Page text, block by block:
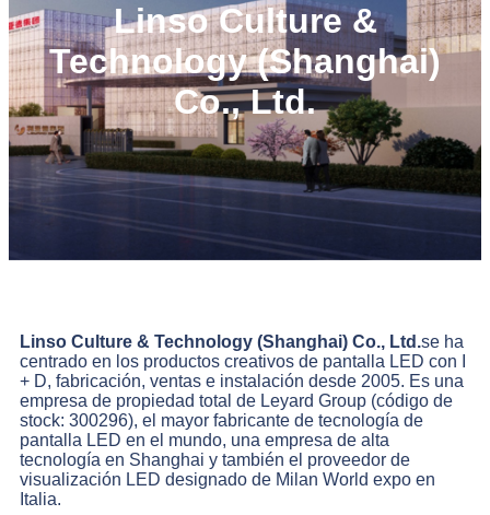
Linso Culture &
Technology (Shanghai)
Co., Ltd.
Linso Culture & Technology (Shanghai) Co., Ltd.se ha
centrado en los productos creativos de pantalla LED con I
+ D, fabricación, ventas e instalación desde 2005. Es una
empresa de propiedad total de Leyard Group (código de
stock: 300296), el mayor fabricante de tecnología de
pantalla LED en el mundo, una empresa de alta
tecnología en Shanghai y también el proveedor de
visualización LED designado de Milan World expo en
Italia.